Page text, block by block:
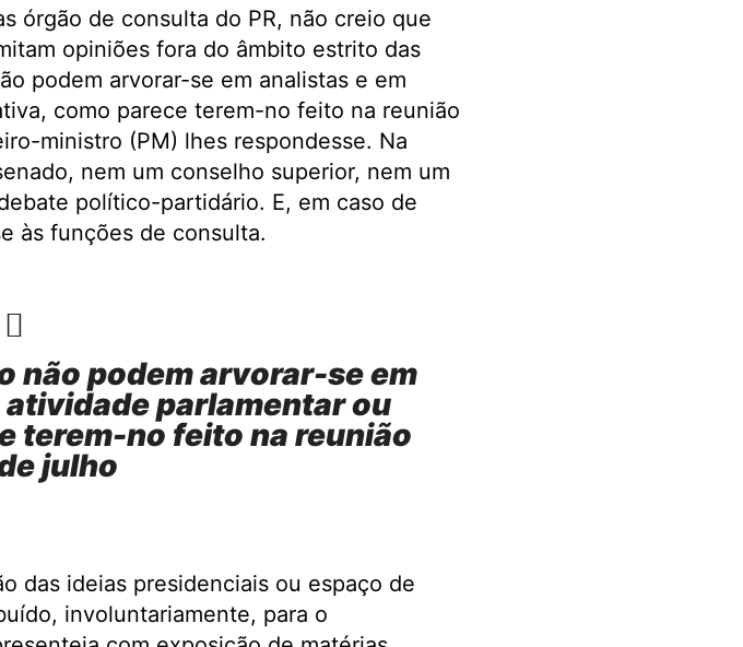
órgão de consulta do PR, não creio que
opiniões fora do âmbito estrito das
podem arvorar-se em analistas e em
como parece terem-no feito na reunião
ministro (PM) lhes respondesse. Na
nem um conselho superior, nem um
político-partidário. E, em caso de
às funções de consulta.
não podem arvorar-se em
parlamentar ou
terem-no feito na reunião
julho
das ideias presidenciais ou espaço de
involuntariamente, para o